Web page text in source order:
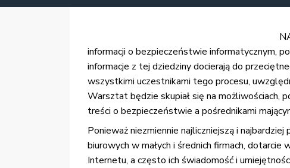
informacji o bezpieczeństwie informatycznym,
informacje z tej dziedziny docierają do
wszystkimi uczestnikami tego procesu,
Warsztat będzie skupiał się na możliwościach,
treści o bezpieczeństwie a pośrednikami
Ponieważ niezmiennie najliczniejszą i
biurowych w małych i średnich firmach,
Internetu, a często ich świadomość i